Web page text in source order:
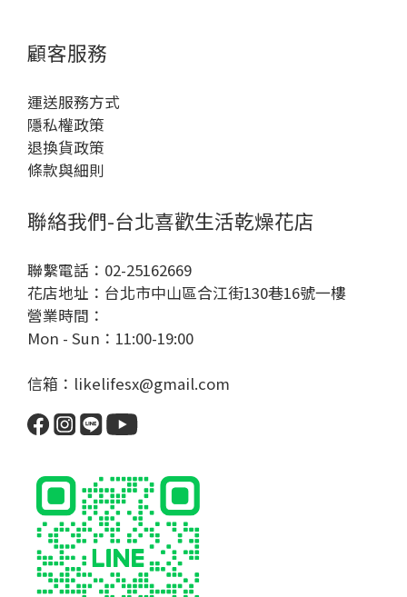
顧客服務
運送服務方式
隱私權政策
退換貨政策
條款與細則
聯絡我們-台北喜歡生活乾燥花店
聯繫電話：02-25162669
花店地址：台北市中山區合江街130巷16號一樓
營業時間：
Mon - Sun：11:00-19:00
信箱：likelifesx@gmail.com